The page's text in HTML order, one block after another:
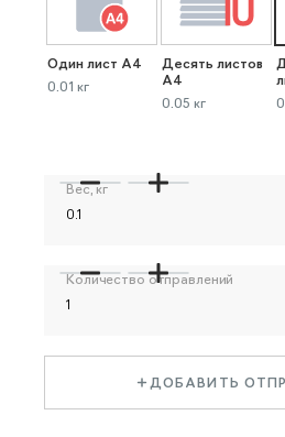
Один лист А4
0.01 кг
Десять листов
А4
0.05 кг
Вес, кг
Количество отправлений
ДОБАВИТЬ